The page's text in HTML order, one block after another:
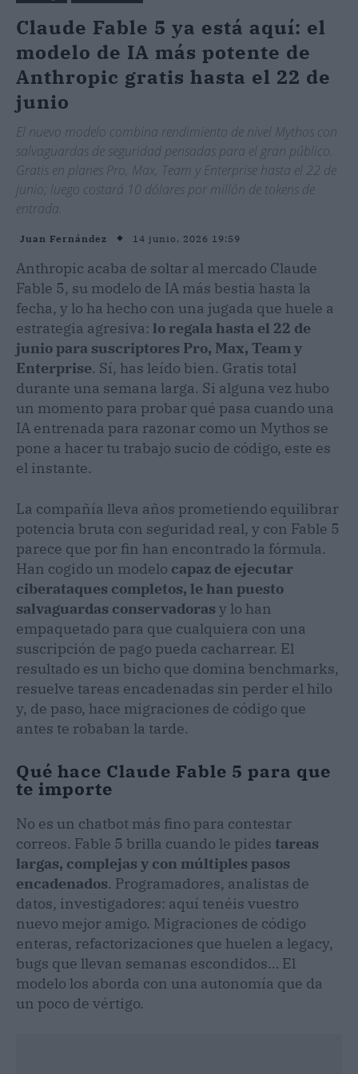
Claude Fable 5 ya está aquí: el
modelo de IA más potente de
Anthropic gratis hasta el 22 de
junio
El nuevo modelo combina rendimiento de nivel Mythos con
salvaguardas de seguridad pensadas para el gran público.
Gratis en planes Pro, Max, Team y Enterprise hasta el 22 de
junio; luego costará 10 dólares por millón de tokens de
entrada.
Juan Fernández 14 junio, 2026 19:59
Anthropic acaba de soltar al mercado Claude
Fable 5, su modelo de IA más bestia hasta la
fecha, y lo ha hecho con una jugada que huele a
estrategia agresiva: lo regala hasta el 22 de
junio para suscriptores Pro, Max, Team y
Enterprise. Sí, has leído bien. Gratis total
durante una semana larga. Si alguna vez hubo
un momento para probar qué pasa cuando una
IA entrenada para razonar como un Mythos se
pone a hacer tu trabajo sucio de código, este es
el instante.
La compañía lleva años prometiendo equilibrar
potencia bruta con seguridad real, y con Fable 5
parece que por fin han encontrado la fórmula.
Han cogido un modelo capaz de ejecutar
ciberataques completos, le han puesto
salvaguardas conservadoras y lo han
empaquetado para que cualquiera con una
suscripción de pago pueda cacharrear. El
resultado es un bicho que domina benchmarks,
resuelve tareas encadenadas sin perder el hilo
y, de paso, hace migraciones de código que
antes te robaban la tarde.
Qué hace Claude Fable 5 para que
te importe
No es un chatbot más fino para contestar
correos. Fable 5 brilla cuando le pides tareas
largas, complejas y con múltiples pasos
encadenados. Programadores, analistas de
datos, investigadores: aquí tenéis vuestro
nuevo mejor amigo. Migraciones de código
enteras, refactorizaciones que huelen a legacy,
bugs que llevan semanas escondidos… El
modelo los aborda con una autonomía que da
un poco de vértigo.